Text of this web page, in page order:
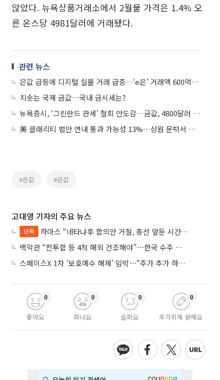
않았다. 뉴욕상품거래소에서 2월물 가격은 1.4% 오
른 온스당 4981달러에 거래됐다.
관련 뉴스
은값 급등에 디지털 실물 거래 급증…‘e은’ 거래액 600억 육박
치솟는 국제 금값…국내 금시세는?
뉴욕증시, ‘그린란드 관세’ 철회 안도감…금값, 4800달러 돌파
美 클래리티 법안 연내 통과 가능성 13%…상원 문턱서 제동
#은값 #금값
고대영 기자의 주요 뉴스
단독
하마스 “네타냐후 합의안 거절, 총선 앞둔 시간 끌기”
백악관 “전투함 등 4척 해외 건조해야”⋯한국 수주 기대
스페이스X 1차 '보호예수 해제' 임박⋯“주가 추가 하락 가능성”
좋아요
0
화나요
0
슬퍼요
0
추가취재 원해요
0